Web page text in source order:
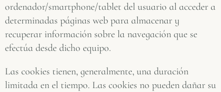
ordenador/smartphone/tablet del usuario al acceder a
determinadas páginas web para almacenar y
recuperar información sobre la navegación que se
efectúa desde dicho equipo.
Las cookies tienen, generalmente, una duración
limitada en el tiempo. Las cookies no pueden dañar su